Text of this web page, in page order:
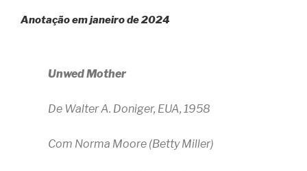
Anotação em janeiro de 2024
Unwed Mother
De Walter A. Doniger, EUA, 1958
Com Norma Moore (Betty Miller)